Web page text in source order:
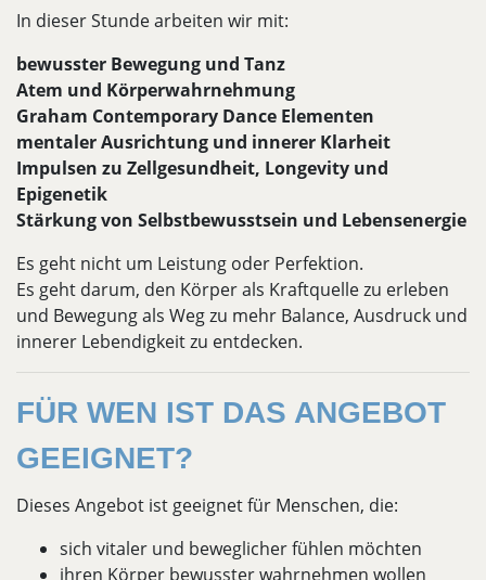
In dieser Stunde arbeiten wir mit:
bewusster Bewegung und Tanz
Atem und Körperwahrnehmung
Graham Contemporary Dance Elementen
mentaler Ausrichtung und innerer Klarheit
Impulsen zu Zellgesundheit, Longevity und
Epigenetik
Stärkung von Selbstbewusstsein und Lebensenergie
Es geht nicht um Leistung oder Perfektion.
Es geht darum, den Körper als Kraftquelle zu erleben
und Bewegung als Weg zu mehr Balance, Ausdruck und
innerer Lebendigkeit zu entdecken.
FÜR WEN IST DAS ANGEBOT
GEEIGNET?
Dieses Angebot ist geeignet für Menschen, die:
sich vitaler und beweglicher fühlen möchten
ihren Körper bewusster wahrnehmen wollen